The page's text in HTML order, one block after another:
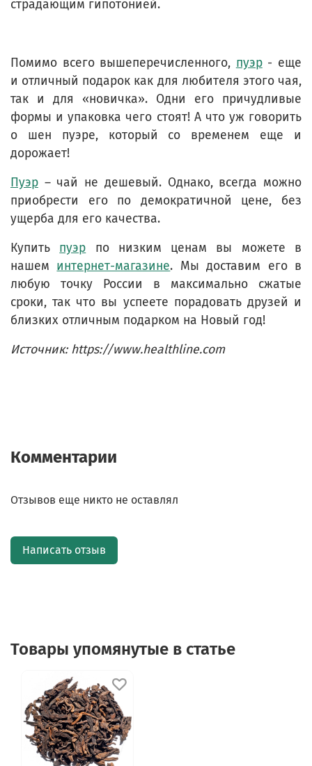
страдающим гипотонией.
Помимо всего вышеперечисленного, пуэр- еще
и отличный подарок как для любителя этого чая,
так и для «новичка». Одни его причудливые
формы и упаковка чего стоят! А что уж говорить
о шен пуэре, который со временем еще и
дорожает!
Пуэр – чай не дешевый. Однако, всегда можно
приобрести его по демократичной цене, без
ущерба для его качества.
Купить пуэр по низким ценам вы можете в
нашем интернет-магазине. Мы доставим его в
любую точку России в максимально сжатые
сроки, так что вы успеете порадовать друзей и
близких отличным подарком на Новый год!
Источник: https://www.healthline.com
Комментарии
Отзывов еще никто не оставлял
Написать отзыв
Товары упомянутые в статье